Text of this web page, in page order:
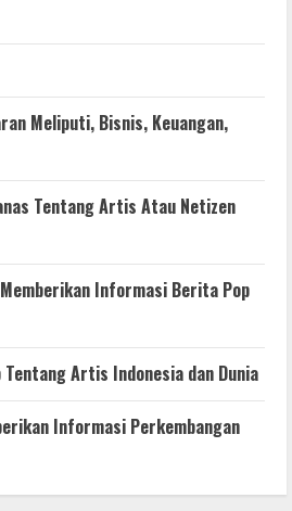
Meliputi, Bisnis, Keuangan,
Tentang Artis Atau Netizen
Informasi Berita Pop
Artis Indonesia dan Dunia
Informasi Perkembangan